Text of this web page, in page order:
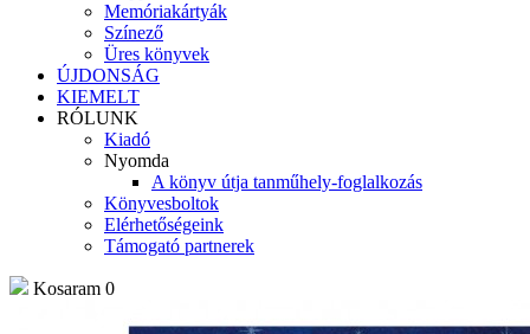
Memóriakártyák
Színező
Üres könyvek
ÚJDONSÁG
KIEMELT
RÓLUNK
Kiadó
Nyomda
A könyv útja tanműhely-foglalkozás
Könyvesboltok
Elérhetőségeink
Támogató partnerek
Kosaram 0